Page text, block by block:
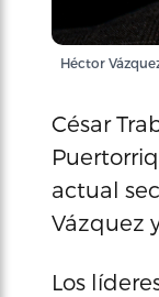
Héctor
César
actual
Vázquez
Los